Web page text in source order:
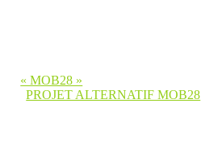
« MOB28 »
PROJET ALTERNATIF MOB28